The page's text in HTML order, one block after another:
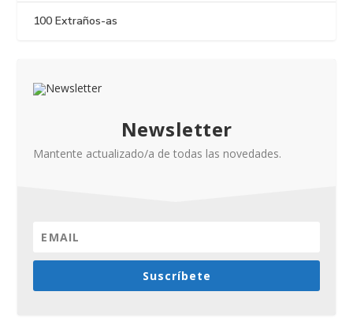
100 Extraños-as
Newsletter
Mantente actualizado/a de todas las novedades.
Suscríbete